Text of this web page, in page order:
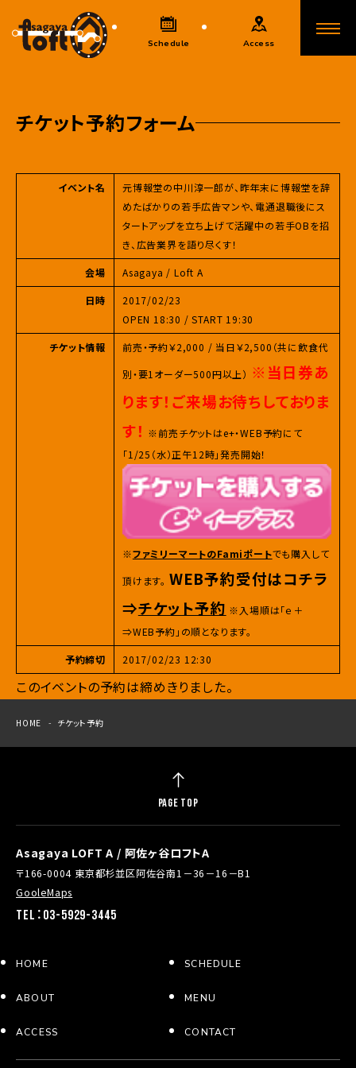
Schedule Access
チケット予約フォーム
イベント名
元博報堂の中川淳一郎が、昨年末に博報堂を辞
めたばかりの若手広告マンや、電通退職後にス
タートアップを立ち上げて活躍中の若手OBを招
き、広告業界を語り尽くす！
会場 Asagaya / Loft A
日時
2017/02/23
OPEN 18:30 / START 19:30
チケット情報
前売・予約￥2,000 / 当日￥2,500（共に飲食代
別・要1オーダー500円以上） ※当日券あ
ります！ご来場お待ちしておりま
す！ ※前売チケットはe+・WEB予約にて
「1/25（水）正午12時」発売開始！
※ファミリーマートのFamiポートでも購入して
頂けます。 WEB予約受付はコチラ
⇒チケット予約 ※入場順は「ｅ＋
⇒WEB予約」の順となります。
予約締切 2017/02/23 12:30
このイベントの予約は締めきりました。
HOME チケット予約
Asagaya LOFT A / 阿佐ヶ谷ロフトA
〒166-0004 東京都杉並区阿佐谷南1－36－16－B1
GooleMaps
TEL：03-5929-3445
HOME SCHEDULE
ABOUT MENU
ACCESS CONTACT
PAGE TOP